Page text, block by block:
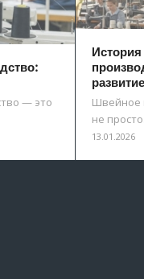
— это
развитие
Швейное
не
13.01.2026